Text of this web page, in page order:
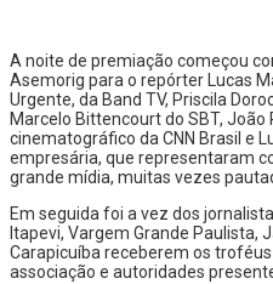
A noite de premiação começou
Asemorig para o repórter Lucas
Urgente, da Band TV, Priscila
Marcelo Bittencourt do SBT, João
cinematográfico da CNN Brasil e
empresária, que representaram
grande mídia, muitas vezes
Em seguida foi a vez dos
Itapevi, Vargem Grande Paulista,
Carapicuíba receberem os
associação e autoridades